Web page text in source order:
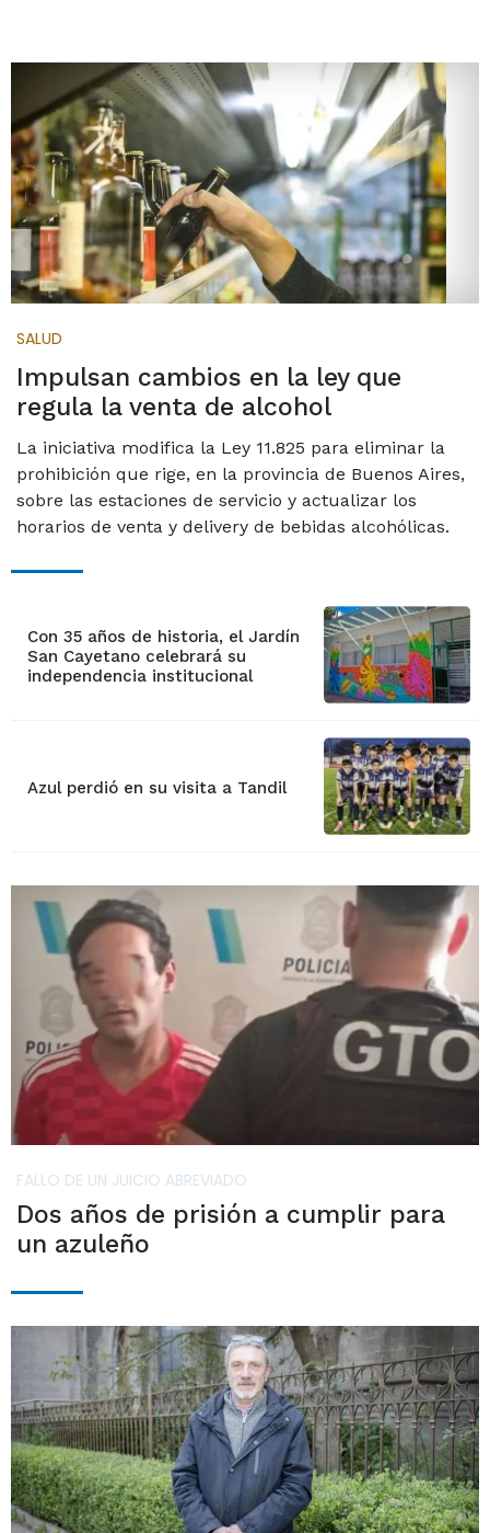
SALUD
Impulsan cambios en la ley que
regula la venta de alcohol
La iniciativa modifica la Ley 11.825 para eliminar la
prohibición que rige, en la provincia de Buenos Aires,
sobre las estaciones de servicio y actualizar los
horarios de venta y delivery de bebidas alcohólicas.
Con 35 años de historia, el Jardín
San Cayetano celebrará su
independencia institucional
Azul perdió en su visita a Tandil
FALLO DE UN JUICIO ABREVIADO
Dos años de prisión a cumplir para
un azuleño